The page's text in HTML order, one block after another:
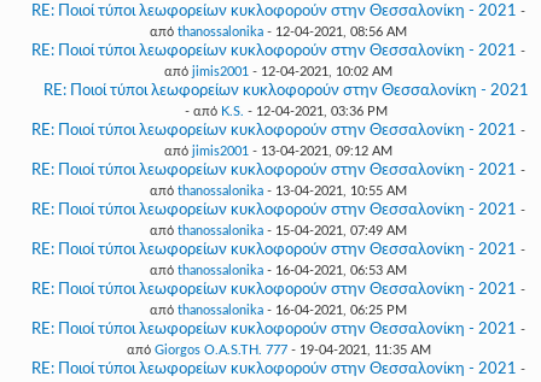
RE: Ποιοί τύποι λεωφορείων κυκλοφορούν στην Θεσσαλονίκη - 2021 -
από thanossalonika - 12-04-2021, 08:56 AM
RE: Ποιοί τύποι λεωφορείων κυκλοφορούν στην Θεσσαλονίκη - 2021 -
από jimis2001 - 12-04-2021, 10:02 AM
RE: Ποιοί τύποι λεωφορείων κυκλοφορούν στην Θεσσαλονίκη - 2021
- από K.S. - 12-04-2021, 03:36 PM
RE: Ποιοί τύποι λεωφορείων κυκλοφορούν στην Θεσσαλονίκη - 2021 -
από jimis2001 - 13-04-2021, 09:12 AM
RE: Ποιοί τύποι λεωφορείων κυκλοφορούν στην Θεσσαλονίκη - 2021 -
από thanossalonika - 13-04-2021, 10:55 AM
RE: Ποιοί τύποι λεωφορείων κυκλοφορούν στην Θεσσαλονίκη - 2021 -
από thanossalonika - 15-04-2021, 07:49 AM
RE: Ποιοί τύποι λεωφορείων κυκλοφορούν στην Θεσσαλονίκη - 2021 -
από thanossalonika - 16-04-2021, 06:53 AM
RE: Ποιοί τύποι λεωφορείων κυκλοφορούν στην Θεσσαλονίκη - 2021 -
από thanossalonika - 16-04-2021, 06:25 PM
RE: Ποιοί τύποι λεωφορείων κυκλοφορούν στην Θεσσαλονίκη - 2021 -
από Giorgos O.A.S.TH. 777- 19-04-2021, 11:35 AM
RE: Ποιοί τύποι λεωφορείων κυκλοφορούν στην Θεσσαλονίκη - 2021 -